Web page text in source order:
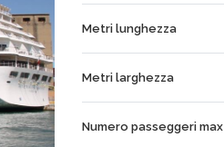
Metri lunghezza
Metri larghezza
Numero passeggeri max